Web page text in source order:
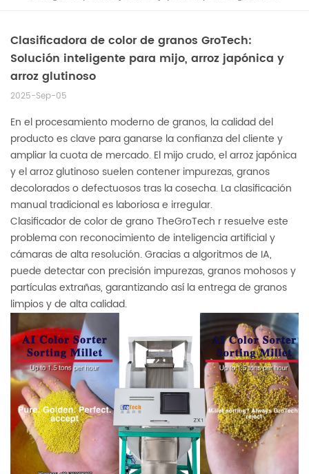
Clasificadora de color de granos GroTech:
Solución inteligente para mijo, arroz japónica y
arroz glutinoso
2025-Sep-05
En el procesamiento moderno de granos, la calidad del
producto es clave para ganarse la confianza del cliente y
ampliar la cuota de mercado. El mijo crudo, el arroz japónica
y el arroz glutinoso suelen contener impurezas, granos
decolorados o defectuosos tras la cosecha. La clasificación
manual tradicional es laboriosa e irregular.
Clasificador de color de grano TheGroTech r resuelve este
problema con reconocimiento de inteligencia artificial y
cámaras de alta resolución. Gracias a algoritmos de IA,
puede detectar con precisión impurezas, granos mohosos y
partículas extrañas, garantizando así la entrega de granos
limpios y de alta calidad.